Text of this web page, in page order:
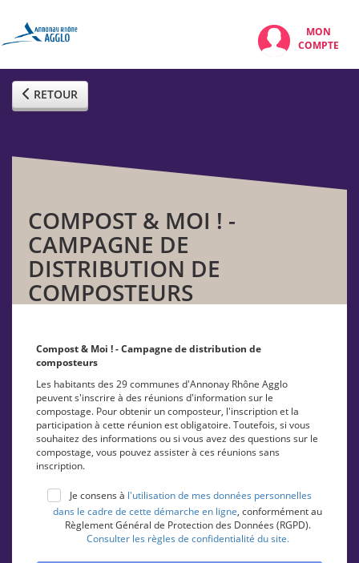
MON
COMPTE
RETOUR
COMPOST & MOI ! -
CAMPAGNE DE
DISTRIBUTION DE
COMPOSTEURS
Compost & Moi ! - Campagne de distribution de
composteurs
Les habitants des 29 communes d'Annonay Rhône Agglo
peuvent s'inscrire à des réunions d'information sur le
compostage. Pour obtenir un composteur, l'inscription et la
participation à cette réunion est obligatoire. Toutefois, si vous
souhaitez des informations ou si vous avez des questions sur le
compostage, vous pouvez assister à ces réunions sans
inscription.
Je consens à l'utilisation de mes données personnelles
dans le cadre de cette démarche en ligne, conformément au
Règlement Général de Protection des Données (RGPD).
Consulter les règles de confidentialité du site.